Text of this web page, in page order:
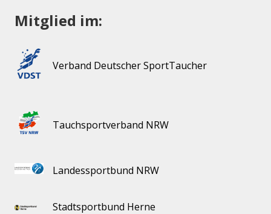
Mitglied im:
Verband Deutscher SportTaucher
Tauchsportverband NRW
Landessportbund NRW
Stadtsportbund Herne